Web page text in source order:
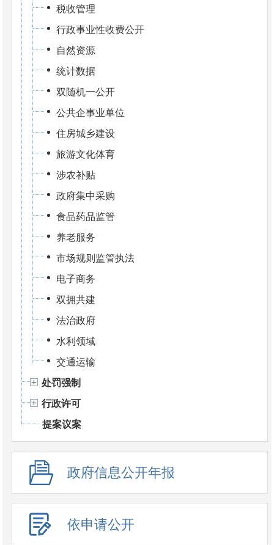
税收管理
行政事业性收费公开
自然资源
统计数据
双随机一公开
公共企事业单位
住房城乡建设
旅游文化体育
涉农补贴
政府集中采购
食品药品监管
养老服务
市场规则监管执法
电子商务
双拥共建
法治政府
水利领域
交通运输
处罚强制
行政许可
提案议案
政府信息公开年报
依申请公开